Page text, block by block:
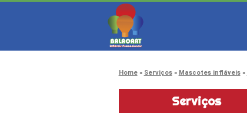
Home Serviços Mascotes infláveis
Serviços